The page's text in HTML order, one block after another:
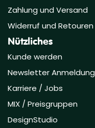
Zahlung und Versand
Widerruf und Retouren
Nützliches
Kunde werden
Newsletter Anmeldung
Karriere / Jobs
MIX / Preisgruppen
DesignStudio